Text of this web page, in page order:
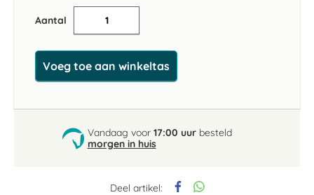
Deel artikel:
Aantal
Voeg toe aan winkeltas
Vandaag voor 17:00 uurbesteld
morgen in huis
afbeeldingen-
gallerij